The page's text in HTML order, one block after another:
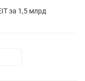
за 1,5 млрд